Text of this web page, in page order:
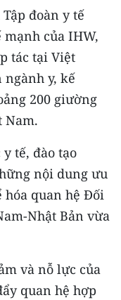
đoàn y tế
của IHW,
tác tại Việt
ngành y, kế
200 giường
Nam.
tế, đào tạo
nội dung ưu
hóa quan hệ Đối
Nhật Bản vừa
và nỗ lực của
quan hệ hợp